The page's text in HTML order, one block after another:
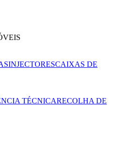
INJECTORESCAIXAS DE
TÉCNICARECOLHA DE